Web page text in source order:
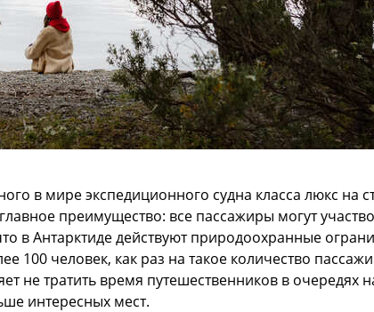
в мире экспедиционного судна класса люкс на
преимущество: все пассажиры могут
в Антарктиде действуют природоохранные
100 человек, как раз на такое количество
не тратить время путешественников в очередях
интересных мест.